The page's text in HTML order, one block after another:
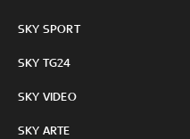
SKY SPORT
SKY TG24
SKY VIDEO
SKY ARTE